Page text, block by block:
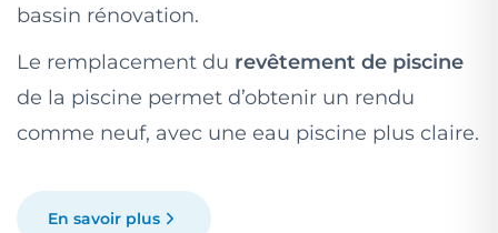
bassin rénovation.
Le remplacement du revêtement de piscine
de la piscine permet d’obtenir un rendu
comme neuf, avec une eau piscine plus claire.
En savoir plus